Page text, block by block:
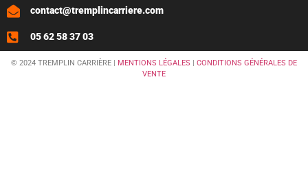
contact@tremplincarriere.com
05 62 58 37 03
© 2024 TREMPLIN CARRIÈRE | MENTIONS LÉGALES | CONDITIONS GÉNÉRALES DE
VENTE